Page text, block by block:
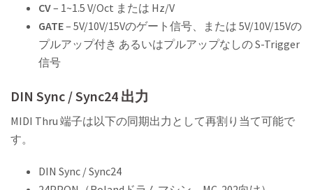
CV– 1~1.5 V/Oct または Hz/V
GATE– 5V/10V/15Vのゲート信号、または 5V/10V/15Vの
プルアップ付き あるいはプルアップなしの S-Trigger
信号
DIN Sync / Sync24 出力
MIDI Thru 端子は以下の同期出力として再割り当て可能で
す。
DIN Sync / Sync24